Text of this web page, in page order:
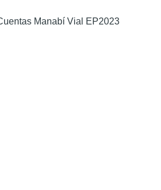
Manabí Vial EP2023